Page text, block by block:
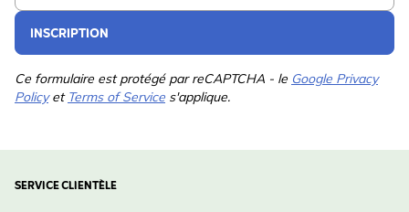
Étourneau, Merle
INSCRIPTION
Ce formulaire est protégé par reCAPTCHA - le Google Privacy
Policyet Terms of Service s'applique.
SERVICE CLIENTÈLE